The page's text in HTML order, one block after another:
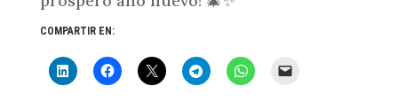
COMPARTIR EN: